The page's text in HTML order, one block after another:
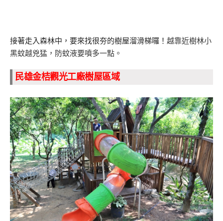
接著走入森林中，要來找很夯的樹屋溜滑梯囉！ 越靠近樹林小
黑蚊越兇猛，防蚊液要噴多一點。
民雄金桔觀光工廠樹屋區域